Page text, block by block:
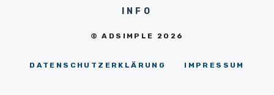
INFO
© ADSIMPLE 2026
DATENSCHUTZERKLÄRUNG IMPRESSUM